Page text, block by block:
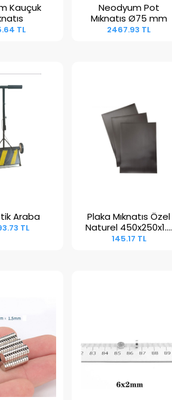
Ekle
Kauçuk
TL
Sepete Ekle
Neodyum Pot
Mıknatıs Ø75 mm
2467.93 TL
Ekle
Araba
TL Sepete Ekle
Plaka Mıknatıs Özel
Naturel 450x250x1.5
mm
145.17 TL